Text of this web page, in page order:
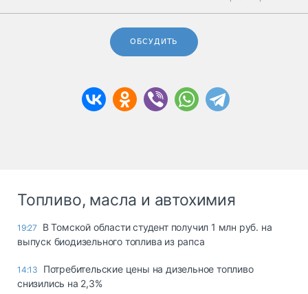
ОБСУДИТЬ
Топливо, масла и автохимия
19:27
В Томской области студент получил 1 млн руб. на
выпуск биодизельного топлива из рапса
14:13
Потребительские цены на дизельное топливо
снизились на 2,3%